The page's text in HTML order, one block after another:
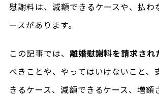
慰謝料は、減額できるケースや、払わ
ースがあります。
この記事では、 離婚慰謝料を請求され
べきことや、やってはいけないこと、
きるケース、減額できるケース、増額